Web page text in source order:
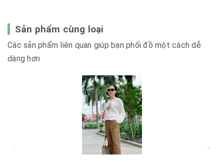
Sản phẩm cùng loại
Các sản phẩm liên quan giúp bạn phối đồ một cách dễ
dàng hơn